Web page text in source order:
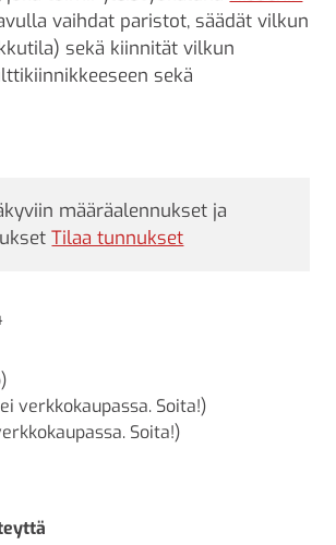
vaihdat paristot, säädät vilkun
sekä kiinnität vilkun
sekä
määräalennukset ja
Tilaa tunnukset
verkkokaupassa. Soita!)
Soita!)